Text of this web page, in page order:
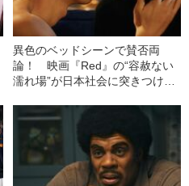
異色のベッドシーンで賛否両
論！ 映画『Red』の“容赦ない
濡れ場”が日本社会に突きつけた